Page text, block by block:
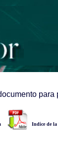
para
Indice de la